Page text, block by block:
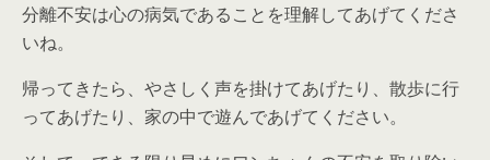
分離不安は心の病気であることを理解してあげてくださ
いね。
帰ってきたら、やさしく声を掛けてあげたり、散歩に行
ってあげたり、家の中で遊んであげてください。